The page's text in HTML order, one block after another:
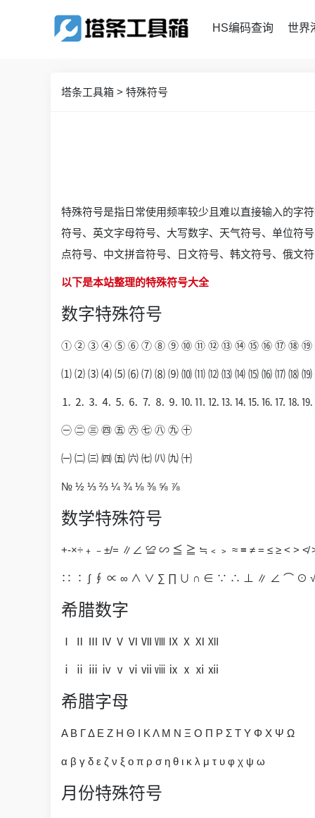
HS编码查询 世界
塔条工具箱 > 特殊符号
特殊符号是指日常使用频率较少且难以直接输入的字
符号、英文字母符号、大写数字、天气符号、单位符
点符号、中文拼音符号、日文符号、韩文符号、俄文
以下是本站整理的特殊符号大全
数字特殊符号
① ② ③ ④ ⑤ ⑥ ⑦ ⑧ ⑨ ⑩ ⑪ ⑫ ⑬ ⑭ ⑮ ⑯ ⑰ ⑱ ⑲
⑴ ⑵ ⑶ ⑷ ⑸ ⑹ ⑺ ⑻ ⑼ ⑽ ⑾ ⑿ ⒀ ⒁ ⒂ ⒃ ⒄ ⒅ ⒆
⒈ ⒉ ⒊ ⒋ ⒌ ⒍ ⒎ ⒏ ⒐ ⒑ ⒒ ⒓ ⒔ ⒕ ⒖ ⒗ ⒘ ⒙ ⒚
㊀ ㊁ ㊂ ㊃ ㊄ ㊅ ㊆ ㊇ ㊈ ㊉
㈠ ㈡ ㈢ ㈣ ㈤ ㈥ ㈦ ㈧ ㈨ ㈩
№ ½ ⅓ ⅔ ¼ ¾ ⅛ ⅜ ⅝ ⅞
数学特殊符号
+-×÷﹢﹣±/= ∥∠ ≌ ∽ ≦ ≧ ≒﹤﹥ ≈ ≡ ≠ = ≤ ≥ < > ≮
∷ ∶ ∫ ∮ ∝ ∞ ∧ ∨ ∑ ∏ ∪ ∩ ∈ ∵ ∴ ⊥ ∥ ∠ ⌒ ⊙
希腊数字
Ⅰ Ⅱ Ⅲ Ⅳ Ⅴ Ⅵ Ⅶ Ⅷ Ⅸ Ⅹ Ⅺ Ⅻ
ⅰ ⅱ ⅲ ⅳ ⅴ ⅵ ⅶ ⅷ ⅸ ⅹ ⅺ ⅻ
希腊字母
Α Β Γ Δ Ε Ζ Η Θ Ι Κ Λ Μ Ν Ξ Ο Π Ρ Σ Τ Υ Φ Χ Ψ Ω
α β γ δ ε ζ ν ξ ο π ρ σ η θ ι κ λ μ τ υ φ χ ψ ω
月份特殊符号